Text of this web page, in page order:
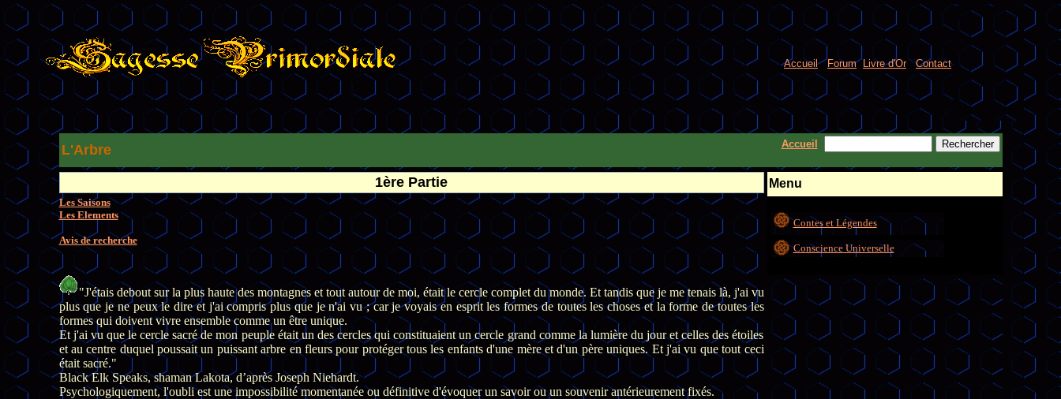
Accueil-Forum-Livre d'Or-Contact
L'Arbre Accueil
1ère Partie Menu
Les Saisons
Les Elements
Avis de recherche
Contes et Légendes
Conscience Universelle
"J'étais debout sur la plus haute des montagnes et tout autour de moi, était le cercle complet du monde. Et tandis que je me tenais là, j'ai vu
plus que je ne peux le dire et j'ai compris plus que je n'ai vu ; car je voyais en esprit les formes de toutes les choses et la forme de toutes les
formes qui doivent vivre ensemble comme un être unique.
Et j'ai vu que le cercle sacré de mon peuple était un des cercles qui constituaient un cercle grand comme la lumière du jour et celles des étoiles
et au centre duquel poussait un puissant arbre en fleurs pour protéger tous les enfants d'une mère et d'un père uniques. Et j'ai vu que tout ceci
était sacré."
Black Elk Speaks, shaman Lakota, d’après Joseph Niehardt.
Psychologiquement, l'oubli est une impossibilité momentanée ou définitive d'évoquer un savoir ou un souvenir antérieurement fixés.